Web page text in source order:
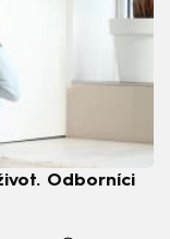
Odborníci